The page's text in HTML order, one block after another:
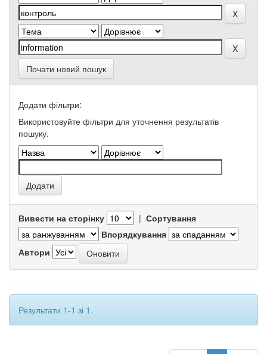
Почати новий пошук
Додати фільтри:
Використовуйте фільтри для уточнення результатів
пошуку.
Вивести на сторінку | Сортування
Впорядкування
Автори
Результати 1-1 зі 1.